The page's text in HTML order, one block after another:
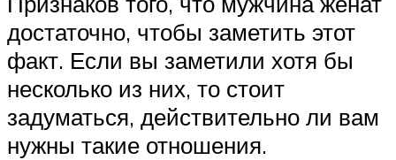
достаточно, чтобы заметить этот
факт. Если вы заметили хотя бы
несколько из них, то стоит
задуматься, действительно ли вам
нужны такие отношения.